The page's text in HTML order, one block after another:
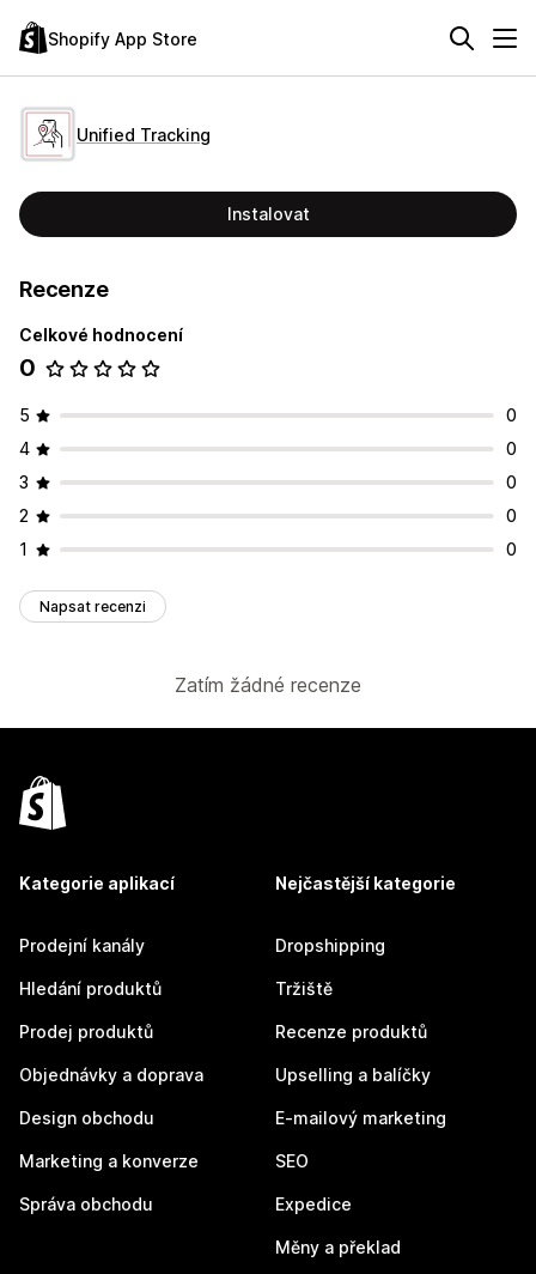
Shopify App Store
Unified Tracking
Instalovat
Recenze
Celkové hodnocení
0
5
0
4
0
3
0
2
0
1
0
Napsat recenzi
Zatím žádné recenze
Kategorie aplikací
Prodejní kanály
Hledání produktů
Prodej produktů
Objednávky a doprava
Design obchodu
Marketing a konverze
Správa obchodu
Nejčastější kategorie
Dropshipping
Tržiště
Recenze produktů
Upselling a balíčky
E-mailový marketing
SEO
Expedice
Měny a překlad